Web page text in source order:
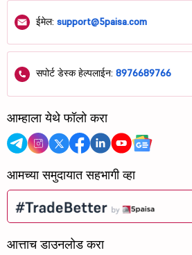
ईमेल: support@5paisa.com
सपोर्ट डेस्क हेल्पलाईन: 8976689766
आम्हाला येथे फॉलो करा
आमच्या समुदायात सहभागी व्हा
आत्ताच डाउनलोड करा